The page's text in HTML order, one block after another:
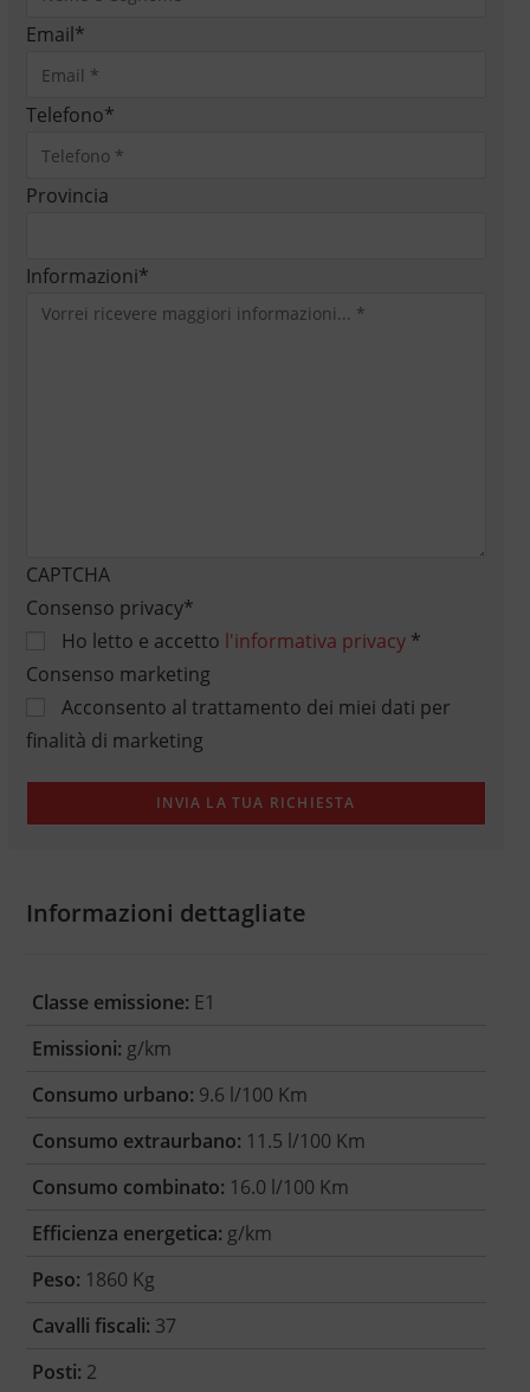
Email*
Telefono*
Provincia
Informazioni*
CAPTCHA
Consenso privacy*
Ho letto e accetto l'informativa privacy*
Consenso marketing
Acconsento al trattamento dei miei dati per
finalità di marketing
Informazioni dettagliate
Classe emissione: E1
Emissioni: g/km
Consumo urbano: 9.6 l/100 Km
Consumo extraurbano: 11.5 l/100 Km
Consumo combinato: 16.0 l/100 Km
Efficienza energetica: g/km
Peso: 1860 Kg
Cavalli fiscali: 37
Posti: 2